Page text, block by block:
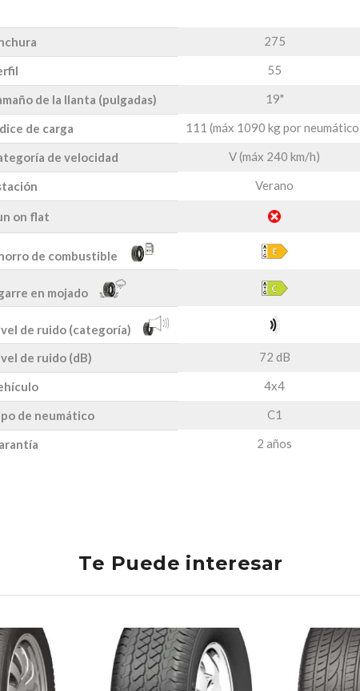
275
55
de la llanta (pulgadas) 19"
de carga 111 (máx 1090 kg por
de velocidad V (máx 240 km/h)
Verano
on flat
de combustible
en mojado
de ruido (categoría)
de ruido (dB)
72 dB
4x4
de neumático C1
2 años
Te Puede interesar